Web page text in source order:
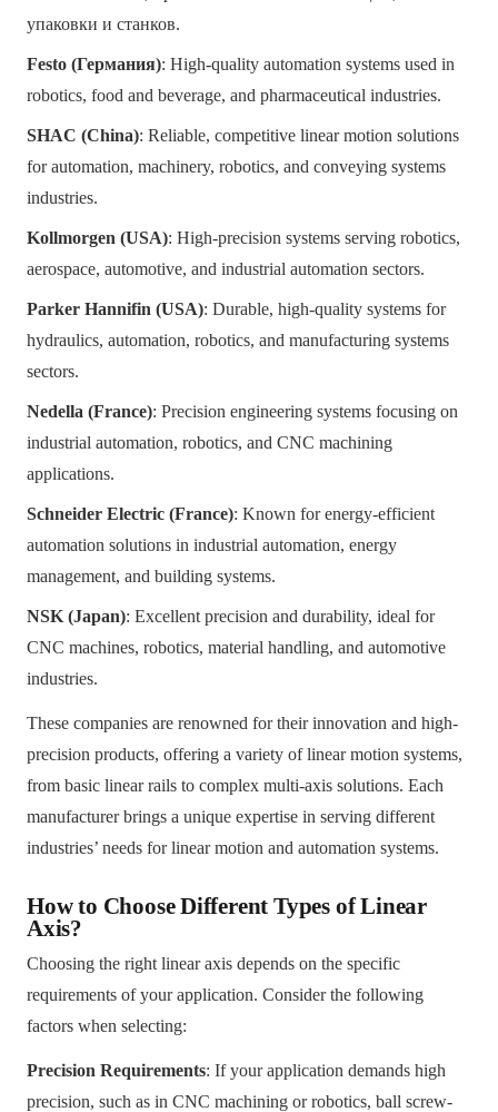
упаковки и станков.
Festo (Германия): High-quality automation systems used in
robotics, food and beverage, and pharmaceutical industries.
SHAC (China): Reliable, competitive linear motion solutions
for automation, machinery, robotics, and conveying systems
industries.
Kollmorgen (USA): High-precision systems serving robotics,
aerospace, automotive, and industrial automation sectors.
Parker Hannifin (USA): Durable, high-quality systems for
hydraulics, automation, robotics, and manufacturing systems
sectors.
Nedella (France): Precision engineering systems focusing on
industrial automation, robotics, and CNC machining
applications.
Schneider Electric (France): Known for energy-efficient
automation solutions in industrial automation, energy
management, and building systems.
NSK (Japan): Excellent precision and durability, ideal for
CNC machines, robotics, material handling, and automotive
industries.
These companies are renowned for their innovation and high-
precision products, offering a variety of linear motion systems,
from basic linear rails to complex multi-axis solutions. Each
manufacturer brings a unique expertise in serving different
industries’ needs for linear motion and automation systems.
How to Choose Different Types of Linear
Axis?
Choosing the right linear axis depends on the specific
requirements of your application. Consider the following
factors when selecting:
Precision Requirements: If your application demands high
precision, such as in CNC machining or robotics, ball screw-